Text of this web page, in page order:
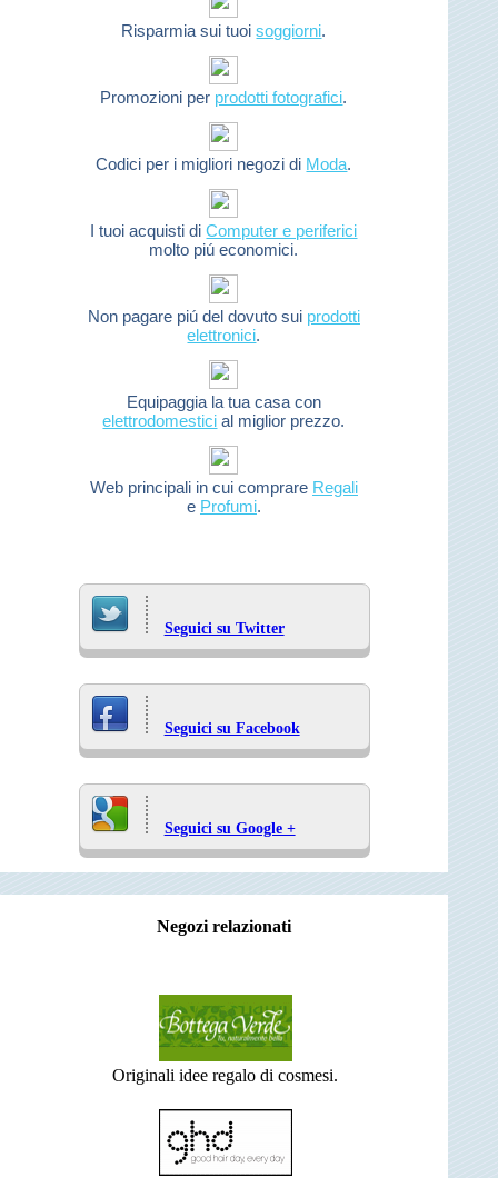
Risparmia sui tuoisoggiorni.
Promozioni per prodotti fotografici.
Codici per i migliori negozi di Moda.
I tuoi acquisti diComputer e periferici
molto piú economici.
Non pagare piú del dovuto sui prodotti
elettronici.
Equipaggia la tua casa con
elettrodomestici al miglior prezzo.
Web principali in cui comprare Regali
e Profumi.
Seguici su Twitter
Seguici su Facebook
Seguici su Google +
Negozi relazionati
Originali idee regalo di cosmesi.